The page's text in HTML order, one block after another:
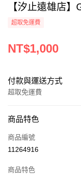
【汐止遠雄店
超取免運費
NT$1,000
付款與運送方式
超取免運費
信用卡一次付款
超商取貨付款
商品特色
商品編號
11264916
商品特色